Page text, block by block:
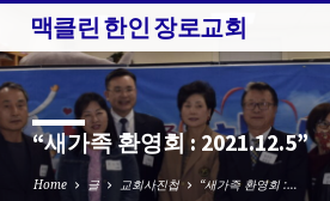
맥클린 한인 장로교회
“새가족 환영회 : 2021.12.5”
Home 글 교회사진첩 “새가족 환영회 :…